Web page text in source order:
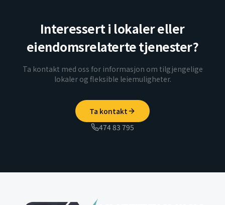
Interessert i lokaler eller
eiendomsrelaterte tjenester?
Ta kontakt med oss for informasjon om tilgjengelige
lokaler og fleksible leiemuligheter.
Ta kontakt
474 83 795